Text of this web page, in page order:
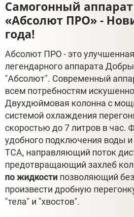
Самогонный
«Абсолют ПРО» -
года!
Абсолют ПРО - это
легендарного аппарата
"Абсолют". Современный
всем потребностям
Двухдюймовая колонна с
системой охлаждения
скоростью до 7 литров в час.
удобного подключения воды
ТСА, направляющий поток
предотвращающий захлеб
по жидкости позволяющий
произвести дробную
"тела" и "хвостов".